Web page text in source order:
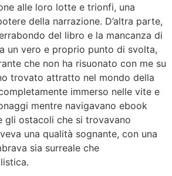
alle loro lotte e trionfi, una
della narrazione. D’altra parte,
del libro e la mancanza di
un vero e proprio punto di svolta,
che non ha risuonato con me su
trovato attratto nel mondo della
immerso nelle vite e
mentre navigavano ebook
gli ostacoli che si trovavano
una qualità sognante, con una
sia surreale che